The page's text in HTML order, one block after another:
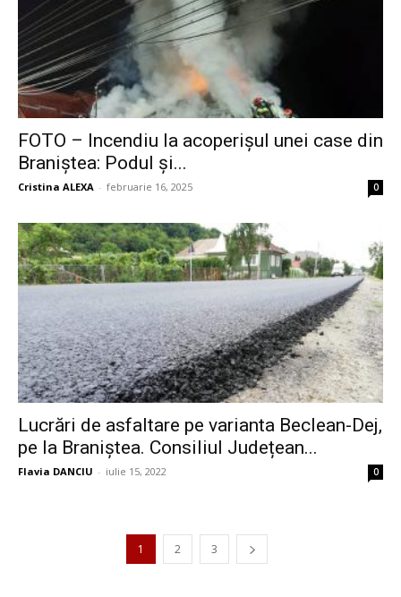
FOTO – Incendiu la acoperișul unei case din
Braniștea: Podul și...
Cristina ALEXA - februarie 16, 2025 0
Lucrări de asfaltare pe varianta Beclean-Dej,
pe la Braniștea. Consiliul Județean...
Flavia DANCIU - iulie 15, 2022 0
1 2 3